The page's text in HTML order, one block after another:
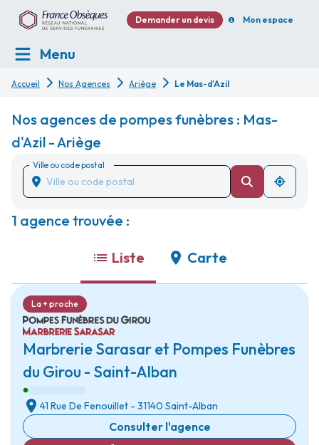
Demander un devis Mon espace
Menu
Accueil Nos Agences Ariège Le Mas-d'Azil
Nos agences de pompes funèbres : Mas-
d'Azil - Ariège
Ville ou code postal
1 agence trouvée :
Liste Carte
Marbrerie Sarasar et Pompes Funèbres
du Girou - Saint-Alban
La + proche
41 Rue De Fenouillet - 31140 Saint-Alban
Consulter l'agence